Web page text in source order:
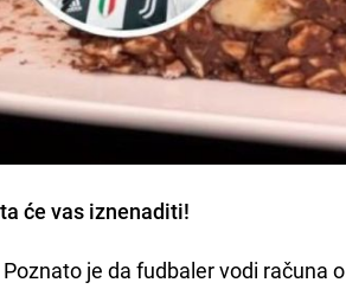
će vas iznenaditi!
je da fudbaler vodi računa o